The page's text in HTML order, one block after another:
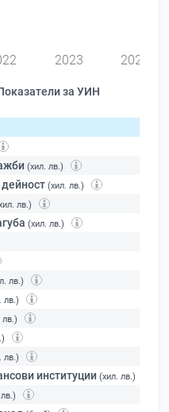
2023 2024
за УИН
(хил. лв.)
(хил. лв.)
лв.)
(хил. лв.)
лв.)
лв.)
лв.)
лв.)
институции (хил. лв.)